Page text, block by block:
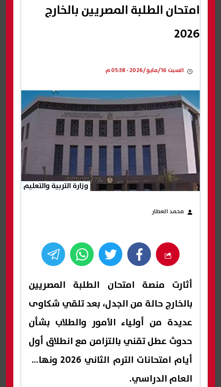
امتحان الطلبة المصريين بالخارج
2026
السبت 16/مايو/2026 - 05:38 م
وزارة التربية والتعليم
محمد العطار
أثارت منصة امتحان الطلبة المصريين
بالخارج حالة من الجدل، بعد تلقي شكاوى
عديدة من أولياء الأمور والطلاب بشأن
حدوث عطل تقني بالتزامن مع انطلاق أول
أيام امتحانات الترم الثاني 2026 ونهاية
العام الدراسي.